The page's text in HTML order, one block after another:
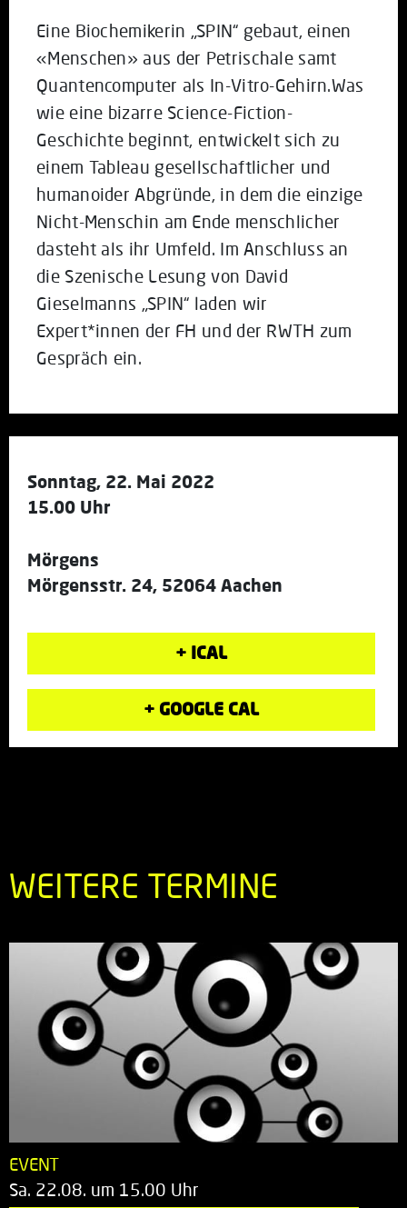
Eine Biochemikerin „SPIN“ gebaut, einen
«Menschen» aus der Petrischale samt
Quantencomputer als In-Vitro-Gehirn.Was
wie eine bizarre Science-Fiction-
Geschichte beginnt, entwickelt sich zu
einem Tableau gesellschaftlicher und
humanoider Abgründe, in dem die einzige
Nicht-Menschin am Ende menschlicher
dasteht als ihr Umfeld. Im Anschluss an
die Szenische Lesung von David
Gieselmanns „SPIN“ laden wir
Expert*innen der FH und der RWTH zum
Gespräch ein.
Sonntag, 22. Mai 2022
15.00 Uhr
Mörgens
Mörgensstr. 24, 52064 Aachen
+ ICAL
+ GOOGLE CAL
WEITERE TERMINE
EVENT
Sa. 22.08. um 15.00 Uhr